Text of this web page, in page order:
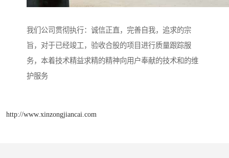
我们公司贯彻执行：诚信正直，完善自我，追求的宗
旨，对于已经竣工，验收合股的项目进行质量跟踪服
务，本着技术精益求精的精神向用户奉献的技术和的维
护服务
http://www.xinzongjiancai.com